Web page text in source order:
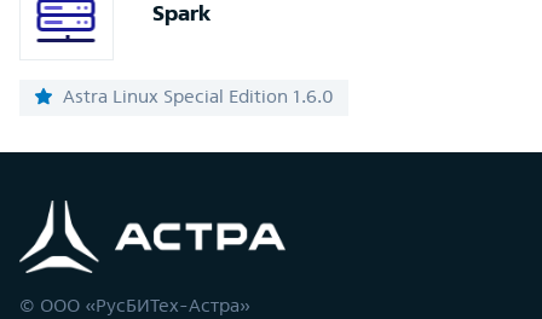
Spark
Astra Linux Special Edition 1.6.0
© ООО «РусБИТех-Астра»